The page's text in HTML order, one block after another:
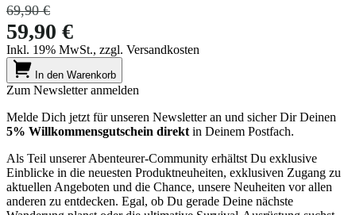
69,90 €
59,90 €
Inkl. 19% MwSt., zzgl. Versandkosten
In den Warenkorb
Zum Newsletter anmelden
Melde Dich jetzt für unseren Newsletter an und sicher Dir Deinen
5% Willkommensgutschein direkt in Deinem Postfach.
Als Teil unserer Abenteurer-Community erhältst Du exklusive
Einblicke in die neuesten Produktneuheiten, exklusiven Zugang zu
aktuellen Angeboten und die Chance, unsere Neuheiten vor allen
anderen zu entdecken. Egal, ob Du gerade Deine nächste